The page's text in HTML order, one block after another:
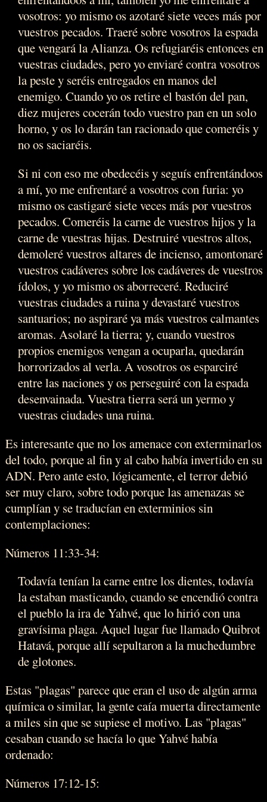
vosotros: yo mismo os azotaré siete veces más por
vuestros pecados. Traeré sobre vosotros la espada
que vengará la Alianza. Os refugiaréis entonces en
vuestras ciudades, pero yo enviaré contra vosotros
la peste y seréis entregados en manos del
enemigo. Cuando yo os retire el bastón del pan,
diez mujeres cocerán todo vuestro pan en un solo
horno, y os lo darán tan racionado que comeréis y
no os saciaréis.
Si ni con eso me obedecéis y seguís enfrentándoos
a mí, yo me enfrentaré a vosotros con furia: yo
mismo os castigaré siete veces más por vuestros
pecados. Comeréis la carne de vuestros hijos y la
carne de vuestras hijas. Destruiré vuestros altos,
demoleré vuestros altares de incienso, amontonaré
vuestros cadáveres sobre los cadáveres de vuestros
ídolos, y yo mismo os aborreceré. Reduciré
vuestras ciudades a ruina y devastaré vuestros
santuarios; no aspiraré ya más vuestros calmantes
aromas. Asolaré la tierra; y, cuando vuestros
propios enemigos vengan a ocuparla, quedarán
horrorizados al verla. A vosotros os esparciré
entre las naciones y os perseguiré con la espada
desenvainada. Vuestra tierra será un yermo y
vuestras ciudades una ruina.
Es interesante que no los amenace con exterminarlos
del todo, porque al fin y al cabo había invertido en su
ADN. Pero ante esto, lógicamente, el terror debió
ser muy claro, sobre todo porque las amenazas se
cumplían y se traducían en exterminios sin
contemplaciones:
Números 11:33-34:
Todavía tenían la carne entre los dientes, todavía
la estaban masticando, cuando se encendió contra
el pueblo la ira de Yahvé, que lo hirió con una
gravísima plaga. Aquel lugar fue llamado Quibrot
Hatavá, porque allí sepultaron a la muchedumbre
de glotones.
Estas "plagas" parece que eran el uso de algún arma
química o similar, la gente caía muerta directamente
a miles sin que se supiese el motivo. Las "plagas"
cesaban cuando se hacía lo que Yahvé había
ordenado:
Números 17:12-15: